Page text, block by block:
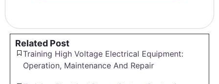
Related Post
Training High Voltage Electrical Equipment:
Operation, Maintenance And Repair